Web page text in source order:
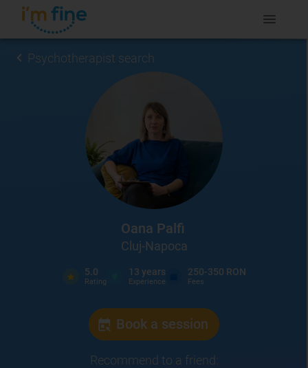
Psychotherapist search
Oana Palfi
Cluj-Napoca
5.0
Rating
13 years
Experience
250-350 RON
Fees
Book a session
Recommend to a friend :